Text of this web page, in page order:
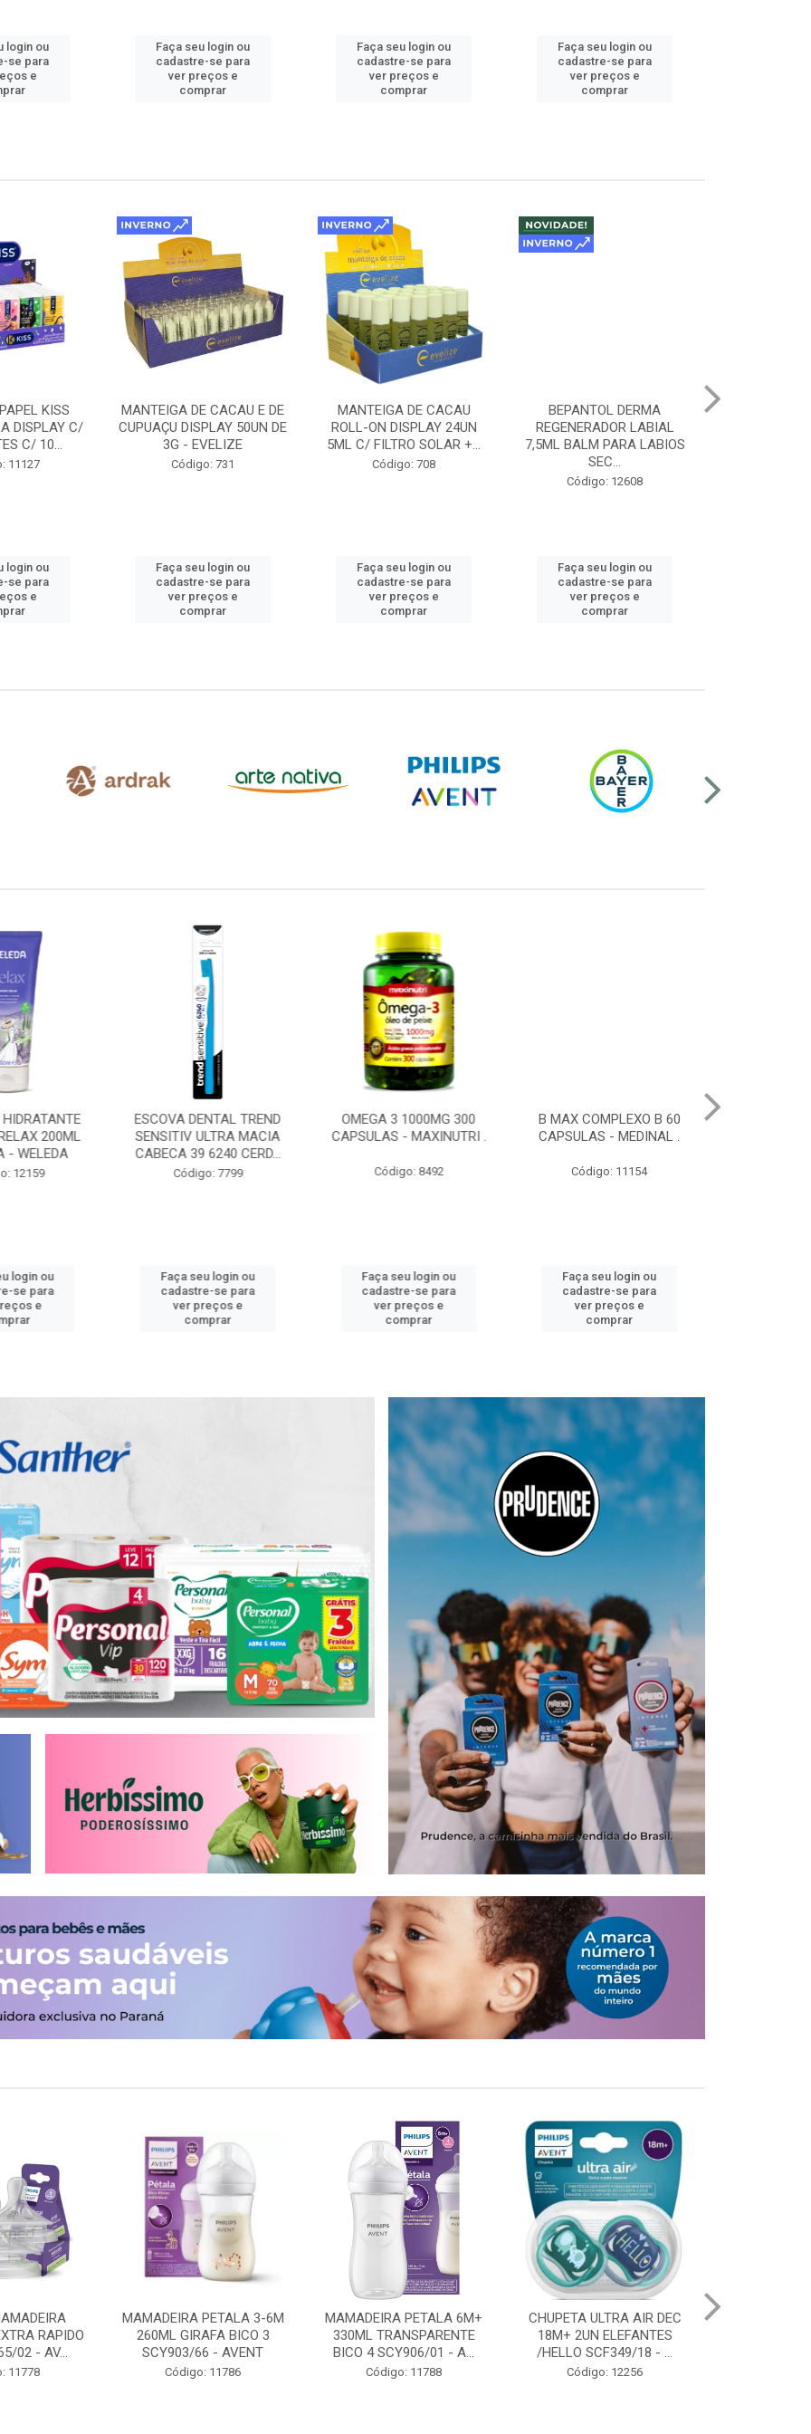
login ou
se para
e
Faça seu login ou
cadastre-se para
ver preços e
comprar
Faça seu login ou
cadastre-se para
ver preços e
comprar
Faça seu login ou
cadastre-se para
ver preços e
comprar
CACAU E DE
50UN DE
731
login ou
se para
e
MANTEIGA DE CACAU
ROLL-ON DISPLAY 24UN
5ML C/ FILTRO SOLAR +...
Código: 708
Faça seu login ou
cadastre-se para
ver preços e
comprar
BEPANTOL DERMA
REGENERADOR LABIAL
7,5ML BALM PARA LABIOS
SEC...
Faça seu login ou
cadastre-se para
ver preços e
comprar
REDOXON TRIPLA AÇÃO 10
COMPR. EFERV. VIT C 1G,
VIT D 10MG E ...
Código: 12602
Faça seu login ou
cadastre-se para
ver preços e
comprar
200ML
- WELEDA
12159
login ou
se para
e
ESCOVA DENTAL TREND
SENSITIV ULTRA MACIA
CABECA 39 6240 CERD...
Código: 7799
Faça seu login ou
cadastre-se para
ver preços e
comprar
OMEGA 3 1000MG 300
CAPSULAS - MAXINUTRI .
Código: 8492
Faça seu login ou
cadastre-se para
ver preços e
comprar
B MAX COMPLEXO B 60
CAPSULAS - MEDINAL .
Código: 11154
Faça seu login ou
cadastre-se para
ver preços e
comprar
3-6M
BICO 3
- AVENT
11786
MAMADEIRA PETALA 6M+
330ML TRANSPARENTE
BICO 4 SCY906/01 - A...
Código: 11788
CHUPETA ULTRA AIR DEC
18M+ 2UN ELEFANTES
/HELLO SCF349/18 - ...
Código: 12256
CHUPETA ULTRA AIR DEC 0-
6M PINGUIM AZUL 1UN
SCF081/03 - AVEN...
Código: 11684